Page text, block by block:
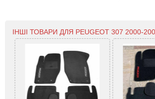
ІНШІ ТОВАРИ ДЛЯ PEUGEOT 307 2000-